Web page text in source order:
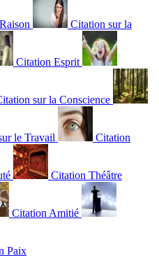
Citation sur la
Citation Esprit
sur la Conscience
le Travail Citation
Citation Théâtre
Citation Amitié
Paix